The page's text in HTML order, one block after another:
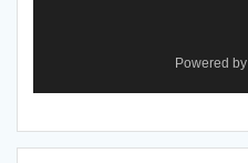
Powered by